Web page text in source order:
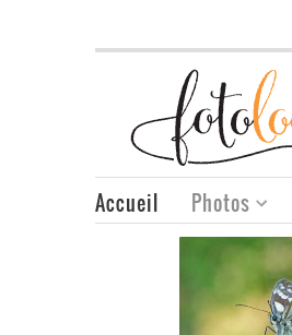
Accueil Photos